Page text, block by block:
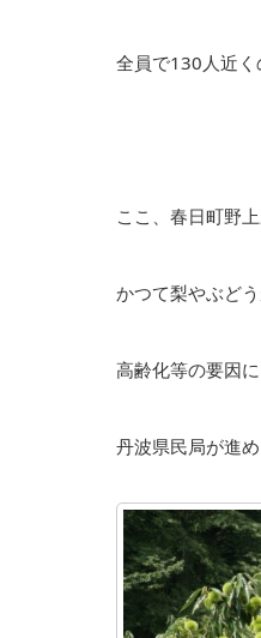
全員で130人近
ここ、春日町野
かつて梨やぶど
高齢化等の要因
丹波県民局が進